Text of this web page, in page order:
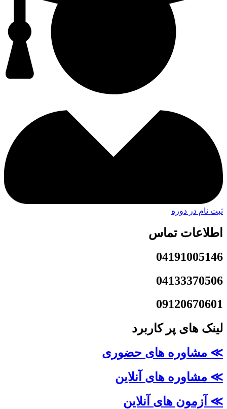
ثبت نام در دوره
اطلاعات تماس
04191005146
04133370506
09120670601
لینک های پر کاربرد
≫ مشاوره های حضوری
≫ مشاوره های آنلاین
≫ آزمون های آنلاین